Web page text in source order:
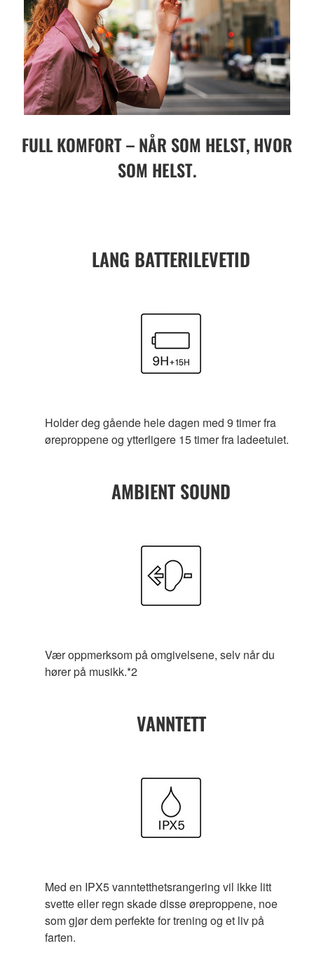
FULL KOMFORT – NÅR SOM HELST, HVOR
SOM HELST.
LANG BATTERILEVETID
Holder deg gående hele dagen med 9 timer fra
øreproppene og ytterligere 15 timer fra ladeetuiet.
AMBIENT SOUND
Vær oppmerksom på omgivelsene, selv når du
hører på musikk.*2
VANNTETT
Med en IPX5 vanntetthetsrangering vil ikke litt
svette eller regn skade disse øreproppene, noe
som gjør dem perfekte for trening og et liv på
farten.